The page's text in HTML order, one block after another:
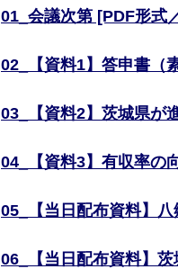
01_会議次第 [PDF形式
02_【資料1】答申書（
03_【資料2】茨城県が
04_【資料3】有収率の
05_【当日配布資料】
06_【当日配布資料】